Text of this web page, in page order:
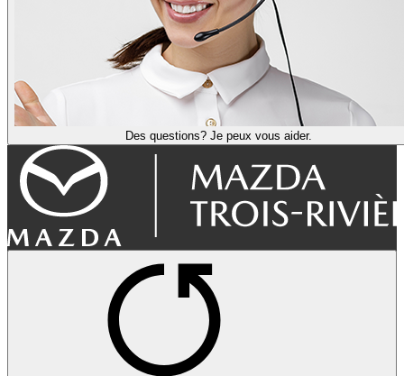
Des questions? Je peux vous aider.